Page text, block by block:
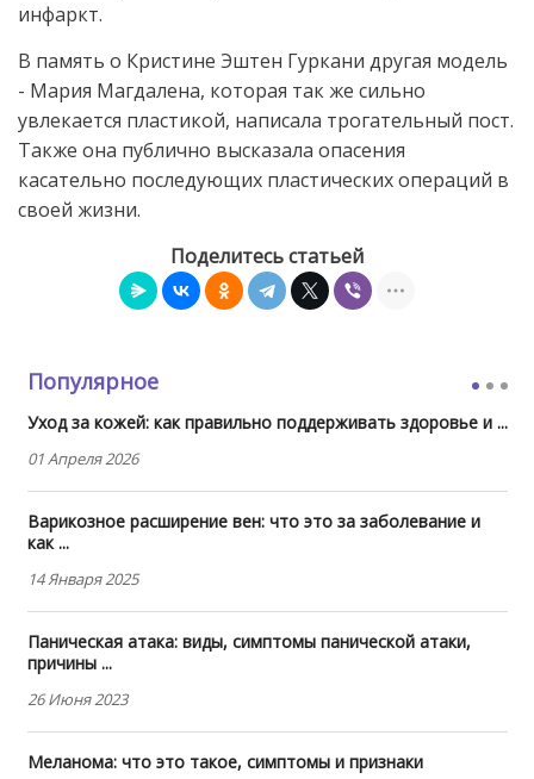
инфаркт.
В память о Кристине Эштен Гуркани другая модель
- Мария Магдалена, которая так же сильно
увлекается пластикой, написала трогательный пост.
Также она публично высказала опасения
касательно последующих пластических операций в
своей жизни.
Поделитесь статьей
Популярное
Уход за кожей: как правильно поддерживать здоровье и ...
01 Апреля 2026
Варикозное расширение вен: что это за заболевание и
как ...
14 Января 2025
Паническая атака: виды, симптомы панической атаки,
причины ...
26 Июня 2023
Меланома: что это такое, симптомы и признаки